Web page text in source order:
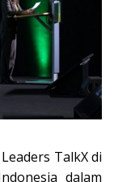
TalkX di
dalam